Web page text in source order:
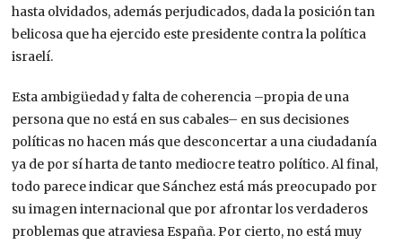
hasta olvidados, además perjudicados, dada la posición tan
belicosa que ha ejercido este presidente contra la política
israelí.
Esta ambigüedad y falta de coherencia –propia de una
persona que no está en sus cabales– en sus decisiones
políticas no hacen más que desconcertar a una ciudadanía
ya de por sí harta de tanto mediocre teatro político. Al final,
todo parece indicar que Sánchez está más preocupado por
su imagen internacional que por afrontar los verdaderos
problemas que atraviesa España. Por cierto, no está muy